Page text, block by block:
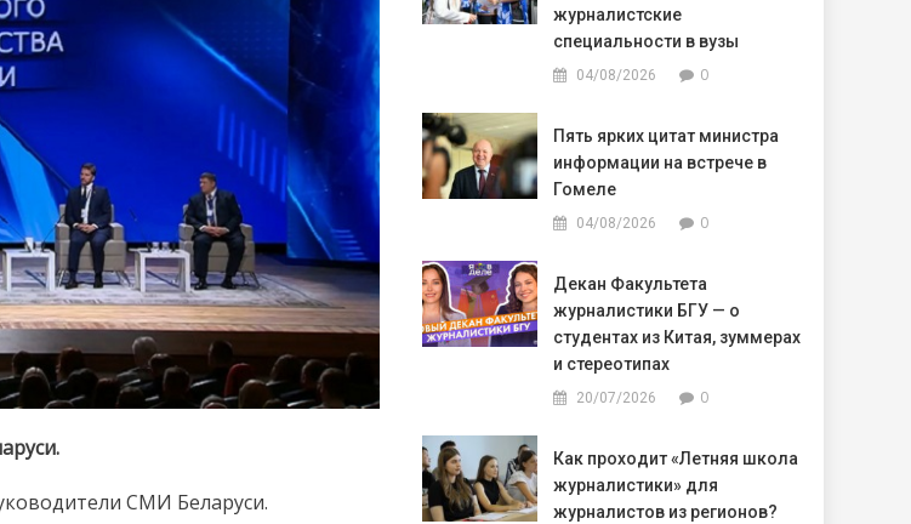
СМИ Беларуси.
журналистские
специальности в вузы
04/08/2026 0
Пять ярких цитат министра
информации на встрече в
Гомеле
04/08/2026 0
Декан Факультета
журналистики БГУ — о
студентах из Китая, зуммерах
и стереотипах
20/07/2026 0
Как проходит «Летняя школа
журналистики» для
журналистов из регионов?